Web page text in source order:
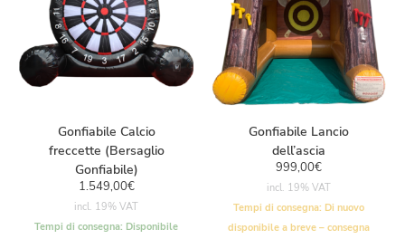
Gonfiabile Calcio
freccette (Bersaglio
Gonfiabile)
1.549,00€
incl. 19% VAT
Tempi di consegna: Disponibile
Gonfiabile Lancio
dell’ascia
999,00€
incl. 19% VAT
Tempi di consegna: Di nuovo
disponibile a breve – consegna